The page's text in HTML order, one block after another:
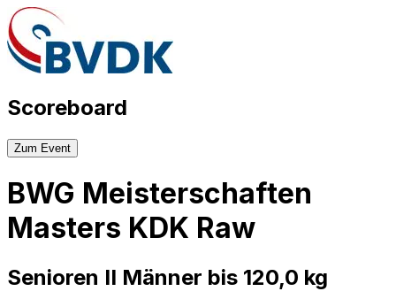
Scoreboard
Zum Event
BWG Meisterschaften
Masters KDK Raw
Senioren II Männer bis 120,0 kg